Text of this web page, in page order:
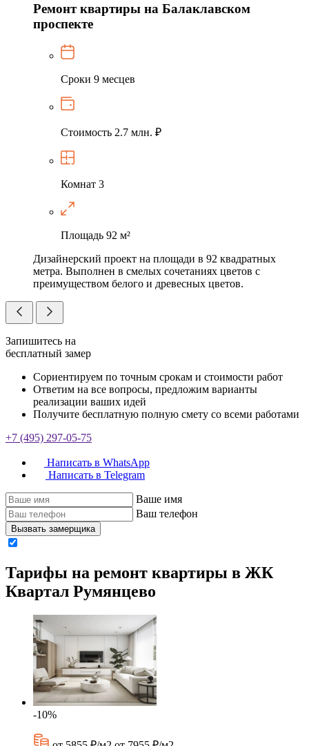
Ремонт квартиры на Балаклавском
проспекте
Сроки 9 месцев
Стоимость 2.7 млн. ₽
Комнат 3
Площадь 92 м²
Дизайнерский проект на площади в 92 квадратных
метра. Выполнен в смелых сочетаниях цветов с
преимуществом белого и древесных цветов.
Запишитесь на
бесплатный замер
Сориентируем по точным срокам и стоимости работ
Ответим на все вопросы, предложим варианты
реализации ваших идей
Получите бесплатную полную смету со всеми работами
+7 (495) 297-05-75
Написать в WhatsApp
Написать в Telegram
Ваше имя
Ваш телефон
Вызвать замерщика
Тарифы на ремонт квартиры в ЖК
Квартал Румянцево
-10%